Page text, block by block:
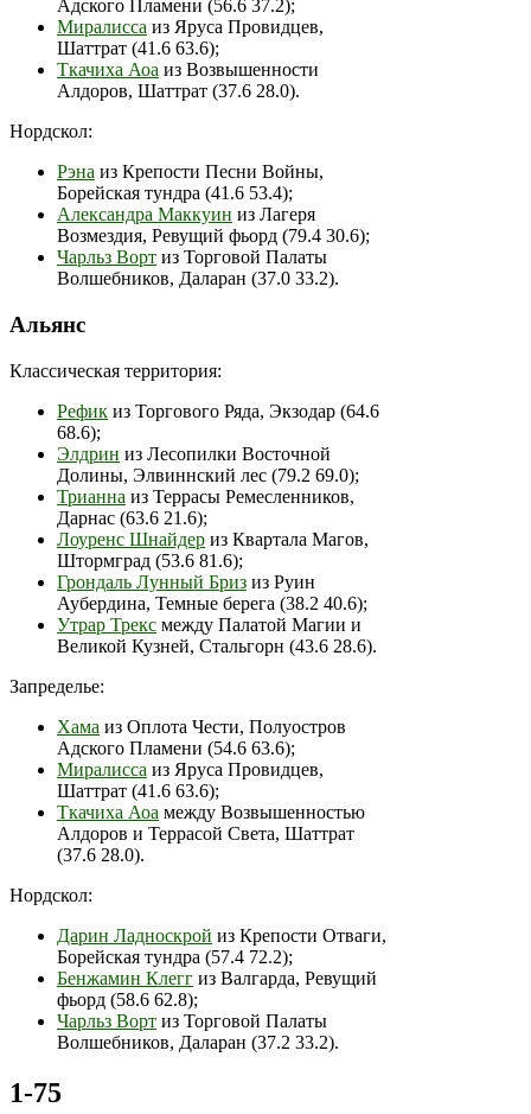
Адского Пламени (56.6 37.2);
Миралисса из Яруса Провидцев,
Шаттрат (41.6 63.6);
Ткачиха Аоа из Возвышенности
Алдоров, Шаттрат (37.6 28.0).
Нордскол:
Рэна из Крепости Песни Войны,
Борейская тундра (41.6 53.4);
Александра Маккуин из Лагеря
Возмездия, Ревущий фьорд (79.4 30.6);
Чарльз Ворт из Торговой Палаты
Волшебников, Даларан (37.0 33.2).
Альянс
Классическая территория:
Рефик из Торгового Ряда, Экзодар (64.6
68.6);
Элдрин из Лесопилки Восточной
Долины, Элвиннский лес (79.2 69.0);
Трианна из Террасы Ремесленников,
Дарнас (63.6 21.6);
Лоуренс Шнайдер из Квартала Магов,
Штормград (53.6 81.6);
Грондаль Лунный Бриз из Руин
Аубердина, Темные берега (38.2 40.6);
Утрар Трекс между Палатой Магии и
Великой Кузней, Стальгорн (43.6 28.6).
Запределье:
Хама из Оплота Чести, Полуостров
Адского Пламени (54.6 63.6);
Миралисса из Яруса Провидцев,
Шаттрат (41.6 63.6);
Ткачиха Аоа между Возвышенностью
Алдоров и Террасой Света, Шаттрат
(37.6 28.0).
Нордскол:
Дарин Ладноскрой из Крепости Отваги,
Борейская тундра (57.4 72.2);
Бенжамин Клегг из Валгарда, Ревущий
фьорд (58.6 62.8);
Чарльз Ворт из Торговой Палаты
Волшебников, Даларан (37.2 33.2).
1-75